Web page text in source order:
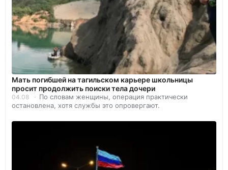
Мать погибшей на тагильском карьере школьницы
просит продолжить поиски тела дочери
04.08
По словам женщины, операция практически
остановлена, хотя службы это опровергают.